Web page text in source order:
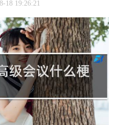
18 19:26:21